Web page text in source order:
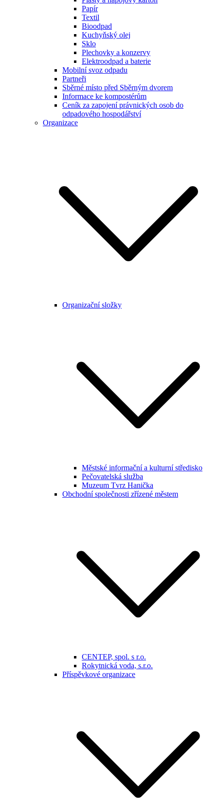
Papír
Textil
Bioodpad
Kuchyňský olej
Sklo
Plechovky a konzervy
Elektroodpad a baterie
Mobilní svoz odpadu
Partneři
Sběrné místo před Sběrným dvorem
Informace ke kompostérům
Ceník za zapojení právnických osob do
odpadového hospodářství
Organizace
Organizační složky
Městské informační a kulturní středisko
Pečovatelská služba
Muzeum Tvrz Hanička
Obchodní společnosti zřízené městem
CENTEP, spol. s r.o.
Rokytnická voda, s.r.o.
Příspěvkové organizace